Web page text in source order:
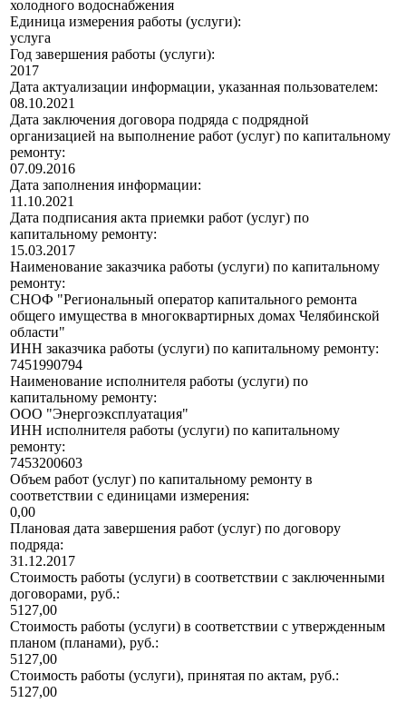
холодного водоснабжения
Единица измерения работы (услуги):
услуга
Год завершения работы (услуги):
2017
Дата актуализации информации, указанная пользователем:
08.10.2021
Дата заключения договора подряда с подрядной
организацией на выполнение работ (услуг) по капитальному
ремонту:
07.09.2016
Дата заполнения информации:
11.10.2021
Дата подписания акта приемки работ (услуг) по
капитальному ремонту:
15.03.2017
Наименование заказчика работы (услуги) по капитальному
ремонту:
СНОФ "Региональный оператор капитального ремонта
общего имущества в многоквартирных домах Челябинской
области"
ИНН заказчика работы (услуги) по капитальному ремонту:
7451990794
Наименование исполнителя работы (услуги) по
капитальному ремонту:
ООО "Энергоэксплуатация"
ИНН исполнителя работы (услуги) по капитальному
ремонту:
7453200603
Объем работ (услуг) по капитальному ремонту в
соответствии с единицами измерения:
0,00
Плановая дата завершения работ (услуг) по договору
подряда:
31.12.2017
Стоимость работы (услуги) в соответствии с заключенными
договорами, руб.:
5127,00
Стоимость работы (услуги) в соответствии с утвержденным
планом (планами), руб.:
5127,00
Стоимость работы (услуги), принятая по актам, руб.:
5127,00